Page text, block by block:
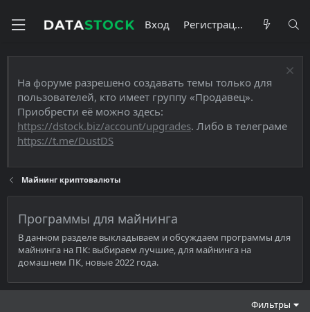
Вход Регистрация
На форуме разрешено создавать темы только для
пользователей, кто имеет группу «Продавец».
Приобрести её можно здесь:
https://dstock.biz/account/upgrades. Либо в телеграме
https://t.me/DustDS
Майнинг криптовалюты
Программы для майнинга
В данном разделе выкладываем и обсуждаем программы для
майнинга на ПК: выбираем лучшие, для майнинга на
домашнем ПК, новые 2022 года.
Фильтры